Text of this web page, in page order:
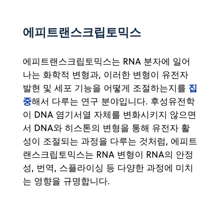
에피트랜스크립토믹스
에피트랜스크립토믹스는 RNA 분자에 일어
나는 화학적 변형과, 이러한 변형이 유전자
발현 및 세포 기능을 어떻게 조절하는지를 집
중해서 다루는 연구 분야입니다. 후성유전학
이 DNA 염기서열 자체를 변화시키지 않으면
서 DNA와 히스톤의 변형을 통해 유전자 활
성이 조절되는 과정을 다루는 것처럼, 에피트
랜스크립토믹스는 RNA 변형이 RNA의 안정
성, 번역, 스플라이싱 등 다양한 과정에 미치
는 영향을 규명합니다.